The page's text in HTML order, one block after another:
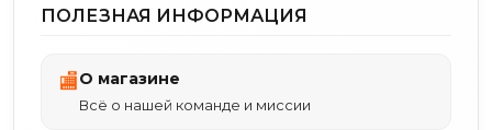
ПОЛЕЗНАЯ ИНФОРМАЦИЯ
🏬О магазине
Всё о нашей команде и миссии